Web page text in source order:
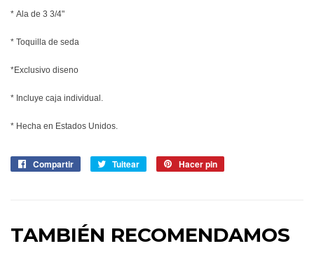
* Ala de 3 3/4"
* Toquilla de seda
*Exclusivo diseno
* Incluye caja individual.
* Hecha en Estados Unidos.
Compartir
CompartirTuitear
Tuitear Hacer pin
TAMBIÉN RECOMENDAMOS